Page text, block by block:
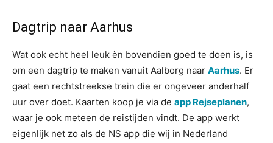
Dagtrip naar Aarhus
Wat ook echt heel leuk èn bovendien goed te doen is, is
om een dagtrip te maken vanuit Aalborg naar Aarhus. Er
gaat een rechtstreekse trein die er ongeveer anderhalf
uur over doet. Kaarten koop je via de app Rejseplanen,
waar je ook meteen de reistijden vindt. De app werkt
eigenlijk net zo als de NS app die wij in Nederland